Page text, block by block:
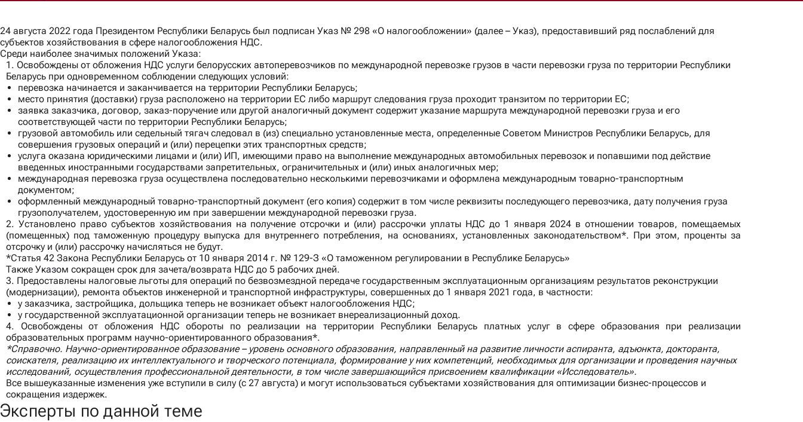
IT и медиа
Инфраструктура
Транспорт и логистика
Сельское хозяйство и пищевая промышленность
Фабрики и производство
Финансовые организации
Фармацевтика
Ритейл
Энергетика
24 августа 2022 года Президентом Республики Беларусь был подписан Указ № 298 «О налогообложении» (далее – Указ), предоставивший ряд послаблений для
субъектов хозяйствования в сфере налогообложения НДС.
Среди наиболее значимых положений Указа:
1. Освобождены от обложения НДС услуги белорусских автоперевозчиков по международной перевозке грузов в части перевозки груза по территории Республики
Беларусь при одновременном соблюдении следующих условий:
перевозка начинается и заканчивается на территории Республики Беларусь;
место принятия (доставки) груза расположено на территории ЕС либо маршрут следования груза проходит транзитом по территории ЕС;
заявка заказчика, договор, заказ-поручение или другой аналогичный документ содержит указание маршрута международной перевозки груза и его
соответствующей части по территории Республики Беларусь;
грузовой автомобиль или седельный тягач следовал в (из) специально установленные места, определенные Советом Министров Республики Беларусь, для
совершения грузовых операций и (или) перецепки этих транспортных средств;
услуга оказана юридическими лицами и (или) ИП, имеющими право на выполнение международных автомобильных перевозок и попавшими под действие
введенных иностранными государствами запретительных, ограничительных и (или) иных аналогичных мер;
международная перевозка груза осуществлена последовательно несколькими перевозчиками и оформлена международным товарно-транспортным
документом;
оформленный международный товарно-транспортный документ (его копия) содержит в том числе реквизиты последующего перевозчика, дату получения груза
грузополучателем, удостоверенную им при завершении международной перевозки груза.
2. Установлено право субъектов хозяйствования на получение отсрочки и (или) рассрочки уплаты НДС до 1 января 2024 в отношении товаров, помещаемых
(помещенных) под таможенную процедуру выпуска для внутреннего потребления, на основаниях, установленных законодательством*. При этом, проценты за
отсрочку и (или) рассрочку начисляться не будут.
*Статья 42 Закона Республики Беларусь от 10 января 2014 г. № 129-З «О таможенном регулировании в Республике Беларусь»
Также Указом сокращен срок для зачета/возврата НДС до 5 рабочих дней.
3. Предоставлены налоговые льготы для операций по безвозмездной передаче государственным эксплуатационным организациям результатов реконструкции
(модернизации), ремонта объектов инженерной и транспортной инфраструктуры, совершенных до 1 января 2021 года, в частности:
у заказчика, застройщика, дольщика теперь не возникает объект налогообложения НДС;
у государственной эксплуатационной организации теперь не возникает внереализационный доход.
4. Освобождены от обложения НДС обороты по реализации на территории Республики Беларусь платных услуг в сфере образования при реализации
образовательных программ научно-ориентированного образования*.
*Справочно. Научно-ориентированное образование – уровень основного образования, направленный на развитие личности аспиранта, адъюнкта, докторанта,
соискателя, реализацию их интеллектуального и творческого потенциала, формирование у них компетенций, необходимых для организации и проведения научных
исследований, осуществления профессиональной деятельности, в том числе завершающийся присвоением квалификации «Исследователь».
Все вышеуказанные изменения уже вступили в силу (c 27 августа) и могут использоваться субъектами хозяйствования для оптимизации бизнес-процессов и
сокращения издержек.
Эксперты по данной теме